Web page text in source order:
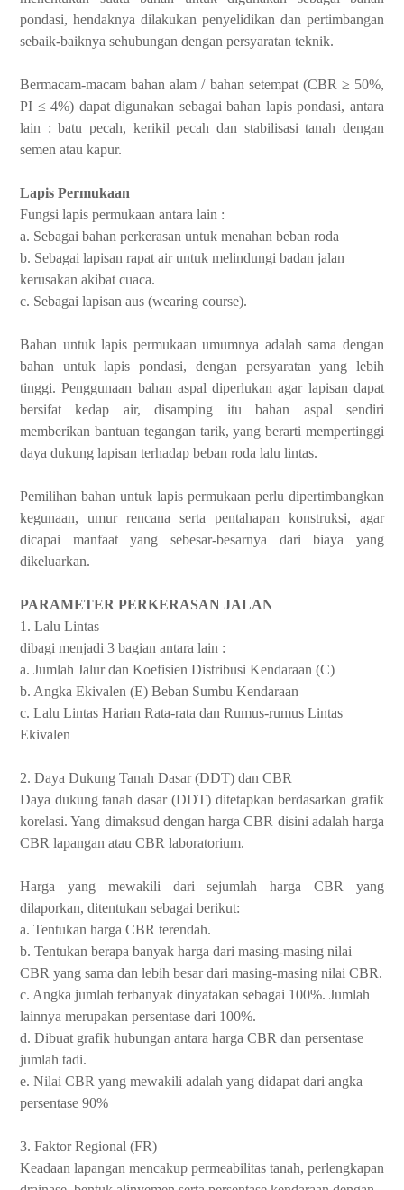
pondasi, hendaknya dilakukan penyelidikan dan pertimbangan
sebaik-baiknya sehubungan dengan persyaratan teknik.
Bermacam-macam bahan alam / bahan setempat (CBR ≥ 50%,
PI ≤ 4%) dapat digunakan sebagai bahan lapis pondasi, antara
lain : batu pecah, kerikil pecah dan stabilisasi tanah dengan
semen atau kapur.
Lapis Permukaan
Fungsi lapis permukaan antara lain :
a. Sebagai bahan perkerasan untuk menahan beban roda
b. Sebagai lapisan rapat air untuk melindungi badan jalan
kerusakan akibat cuaca.
c. Sebagai lapisan aus (wearing course).
Bahan untuk lapis permukaan umumnya adalah sama dengan
bahan untuk lapis pondasi, dengan persyaratan yang lebih
tinggi. Penggunaan bahan aspal diperlukan agar lapisan dapat
bersifat kedap air, disamping itu bahan aspal sendiri
memberikan bantuan tegangan tarik, yang berarti mempertinggi
daya dukung lapisan terhadap beban roda lalu lintas.
Pemilihan bahan untuk lapis permukaan perlu dipertimbangkan
kegunaan, umur rencana serta pentahapan konstruksi, agar
dicapai manfaat yang sebesar-besarnya dari biaya yang
dikeluarkan.
PARAMETER PERKERASAN JALAN
1. Lalu Lintas
dibagi menjadi 3 bagian antara lain :
a. Jumlah Jalur dan Koefisien Distribusi Kendaraan (C)
b. Angka Ekivalen (E) Beban Sumbu Kendaraan
c. Lalu Lintas Harian Rata-rata dan Rumus-rumus Lintas
Ekivalen
2. Daya Dukung Tanah Dasar (DDT) dan CBR
Daya dukung tanah dasar (DDT) ditetapkan berdasarkan grafik
korelasi. Yang dimaksud dengan harga CBR disini adalah harga
CBR lapangan atau CBR laboratorium.
Harga yang mewakili dari sejumlah harga CBR yang
dilaporkan, ditentukan sebagai berikut:
a. Tentukan harga CBR terendah.
b. Tentukan berapa banyak harga dari masing-masing nilai
CBR yang sama dan lebih besar dari masing-masing nilai CBR.
c. Angka jumlah terbanyak dinyatakan sebagai 100%. Jumlah
lainnya merupakan persentase dari 100%.
d. Dibuat grafik hubungan antara harga CBR dan persentase
jumlah tadi.
e. Nilai CBR yang mewakili adalah yang didapat dari angka
persentase 90%
3. Faktor Regional (FR)
Keadaan lapangan mencakup permeabilitas tanah, perlengkapan